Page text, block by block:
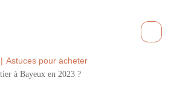
| Astuces pour acheter
à Bayeux en 2023 ?